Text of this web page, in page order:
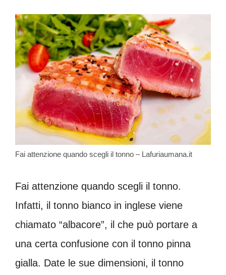
Fai attenzione quando scegli il tonno – Lafuriaumana.it
Fai attenzione quando scegli il tonno.
Infatti, il tonno bianco in inglese viene
chiamato “albacore”, il che può portare a
una certa confusione con il tonno pinna
gialla. Date le sue dimensioni, il tonno